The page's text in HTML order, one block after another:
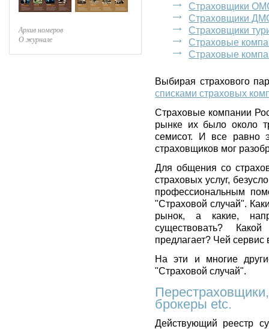
Архив номеров
О журнале
Страховщики
Страховщики
Страховщики
Страховые
Страховые
Выбирая страхового
списками страховых
Страховые компании
рынке их было около
семисот. И все равно
страховщиков мог
Для общения со
страховых услуг,
профессиональным
"Страховой случай".
рынок, а какие,
существовать?
предлагает? Чей
На эти и многие
"Страховой случай".
брокеры etc.
Действующий реестр